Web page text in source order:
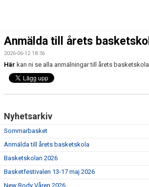
VÅRA LAG/TRÄNARE
KONTAKT
KALENDER
MATCHER
MEDLEMSSKAP
HJÄLPFOND
STYRELSEN
Anmälda till årets
2026-06-12 18:36
Här kan ni se alla anmälningar till årets basketskola
Nyhetsarkiv
Sommarbasket
Anmälda till årets basketskola
Basketskolan 2026
Basketfestivalen 13-17 maj 2026
New Body Våren 2026